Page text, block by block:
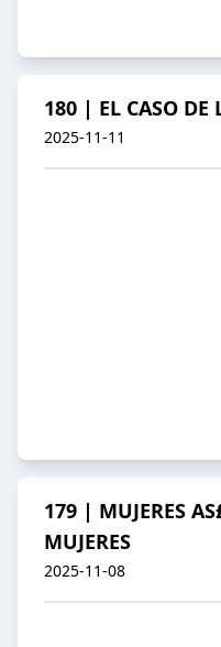
180 | EL CASO DE
2025-11-11
179 | MUJERES
MUJERES
2025-11-08